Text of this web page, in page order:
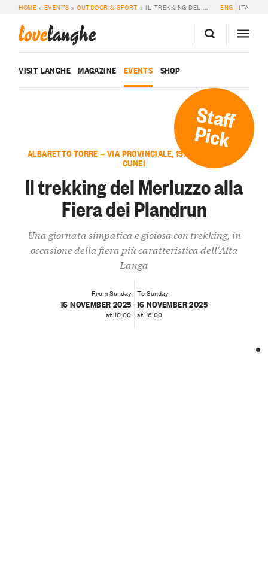
HOME » EVENTS »OUTDOOR & SPORT » IL TREKKING DEL MERLUZZO ALLA FIERA DEI PLANDRUN ENG ITA
lovelanghe
VISIT LANGHE MAGAZINE EVENTS SHOP
Staff
Pick
ALBARETTO TORRE — VIA PROVINCIALE, 19. FRAZIONE TRE
CUNEI
Il trekking del Merluzzo alla
Fiera dei Plandrun
Una giornata simpatica e gioiosa con trekking, in
occasione della fiera più caratteristica dell'Alta
Langa
From Sunday
16 NOVEMBER 2025
at 10:00
To Sunday
16 NOVEMBER 2025
at 16:00